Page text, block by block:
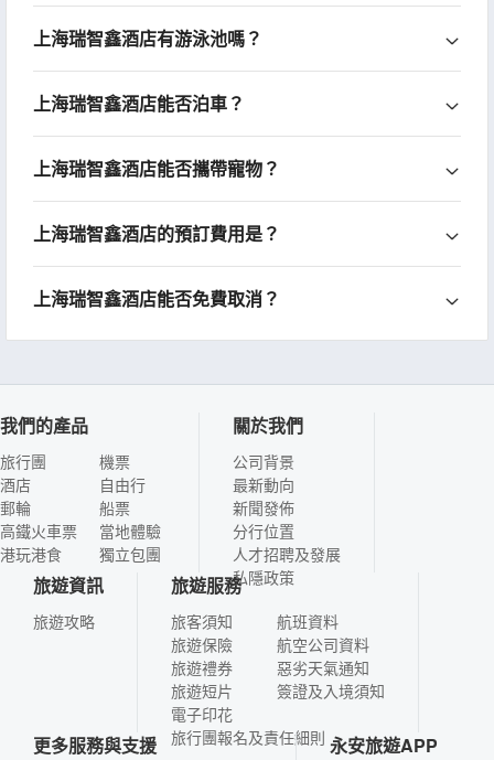
上海瑞智鑫酒店有游泳池嗎？
上海瑞智鑫酒店能否泊車？
上海瑞智鑫酒店能否攜帶寵物？
上海瑞智鑫酒店的預訂費用是？
上海瑞智鑫酒店能否免費取消？
我們的產品
旅行團
酒店
郵輪
高鐵火車票
港玩港食
機票
自由行
船票
當地體驗
獨立包團
關於我們
公司背景
最新動向
新聞發佈
分行位置
人才招聘及發展
私隱政策
旅遊資訊
旅遊攻略
旅遊服務
旅客須知
旅遊保險
旅遊禮券
旅遊短片
電子印花
航班資料
航空公司資料
惡劣天氣通知
簽證及入境須知
旅行團報名及責任細則
更多服務與支援 永安旅遊APP